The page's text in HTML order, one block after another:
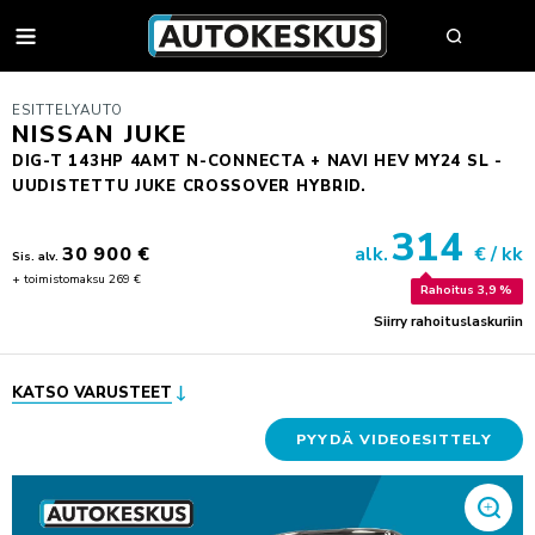
AUTOHAKU
VAIHTOAUTOT
BMW PREMIUM SELECTION
SÄHKÖAUTOT
VAIHTOAUTON OSTAJAN OPAS
AUTOKESKUS TURVA -PALVELUPAKETTI
HUUTOKAUPPA
AUTOJEN SISÄÄNOSTO
BMW
BYD
MINI
MITSUBISHI
YRITYSMYYNTI
YRITYSMYYNNIN ESITTELY
AUTOPÄÄTTÄJÄLLE
TYÖSUHDEAUTOILIJALLE
HUOLTO & RENKAAT
VARAA MÄÄRÄAIKAISHUOLTO
KOLARIKORJAUS & TUULILASIT
ESITTELYAUTO
NISSAN JUKE
DIG-T 143HP 4AMT N-CONNECTA + NAVI HEV MY24 SL -
UUDISTETTU JUKE CROSSOVER HYBRID.
Sis. alv. 30 900 €
+ toimistomaksu 269 €
alk.314 € / kk
Rahoitus 3,9 %
Siirry rahoituslaskuriin
KATSO VARUSTEET
PYYDÄ VIDEOESITTELY